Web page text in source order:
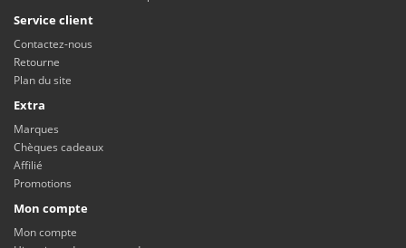
Service client
Contactez-nous
Retourne
Plan du site
Extra
Marques
Chèques cadeaux
Affilié
Promotions
Mon compte
Mon compte